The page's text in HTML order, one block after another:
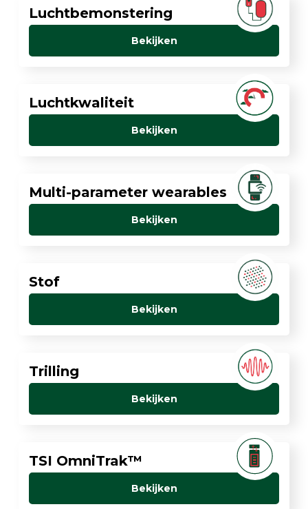
Luchtbemonstering
Bekijken
Luchtkwaliteit
Bekijken
Multi-parameter wearables
Bekijken
Stof
Bekijken
Trilling
Bekijken
TSI OmniTrak™
Bekijken